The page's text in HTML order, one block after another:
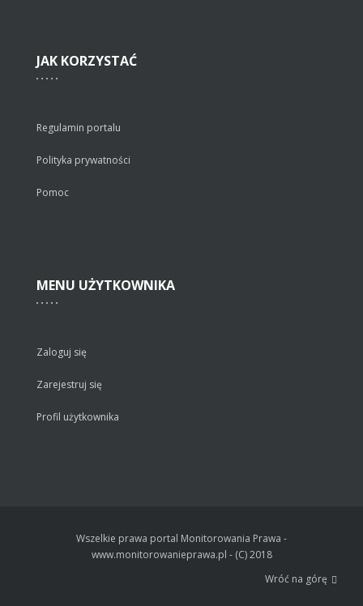
JAK KORZYSTAĆ
Regulamin portalu
Polityka prywatności
Pomoc
MENU UŻYTKOWNIKA
Zaloguj się
Zarejestruj się
Profil użytkownika
Wszelkie prawa portal Monitorowania Prawa -
www.monitorowanieprawa.pl - (C) 2018
Wróć na górę